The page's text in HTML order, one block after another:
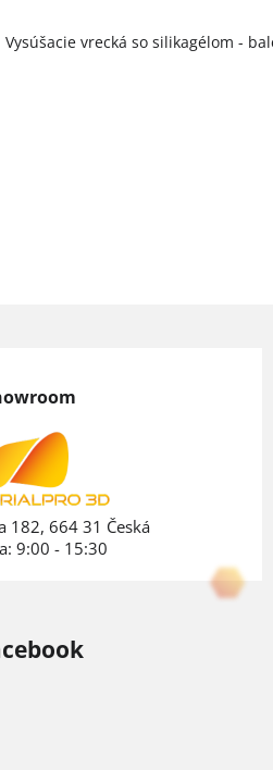
Vysúšacie vrecká so silikagélom -
182, 664 31 Česká
9:00 - 15:30